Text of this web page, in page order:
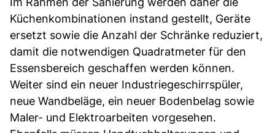
Küchenkombinationen instand gestellt, Geräte
ersetzt sowie die Anzahl der Schränke reduziert,
damit die notwendigen Quadratmeter für den
Essensbereich geschaffen werden können.
Weiter sind ein neuer Industriegeschirrspüler,
neue Wandbeläge, ein neuer Bodenbelag sowie
Maler- und Elektroarbeiten vorgesehen.